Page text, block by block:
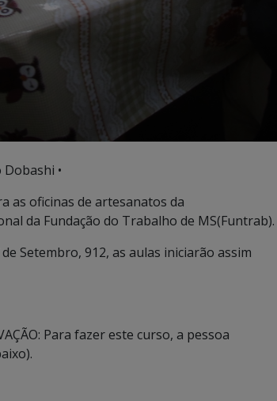
•
as oficinas de artesanatos da
da Fundação do Trabalho de MS(Funtrab).
Setembro, 912, as aulas iniciarão assim
Para fazer este curso, a pessoa